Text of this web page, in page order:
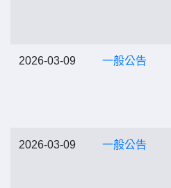
2026-03-09 一般公告
2026-03-09 一般公告